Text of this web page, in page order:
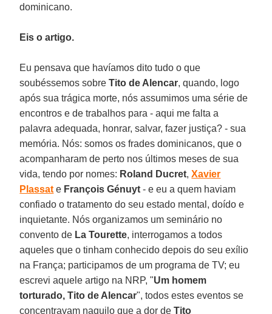
dominicano.
Eis o artigo.
Eu pensava que havíamos dito tudo o que
soubéssemos sobreTito de Alencar, quando, logo
após sua trágica morte, nós assumimos uma série de
encontros e de trabalhos para - aqui me falta a
palavra adequada, honrar, salvar, fazer justiça? - sua
memória. Nós: somos os frades dominicanos, que o
acompanharam de perto nos últimos meses de sua
vida, tendo por nomes: Roland Ducret,Xavier
Plassat e François Génuyt - e eu a quem haviam
confiado o tratamento do seu estado mental, doído e
inquietante. Nós organizamos um seminário no
convento de La Tourette, interrogamos a todos
aqueles que o tinham conhecido depois do seu exílio
na França; participamos de um programa de TV; eu
escrevi aquele artigo na NRP, "Um homem
torturado, Tito de Alencar", todos estes eventos se
concentravam naquilo que a dor deTito